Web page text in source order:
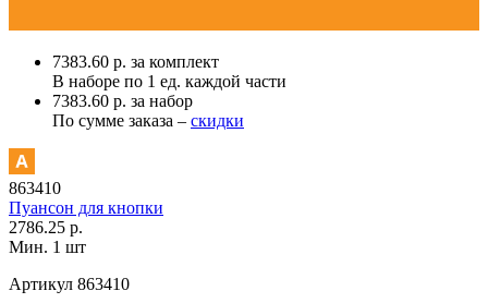
7383.60 р. за комплект
В наборе по 1 ед. каждой части
7383.60 р. за набор
По сумме заказа – скидки
863410
Пуансон для кнопки
2786.25 р.
Мин. 1 шт
Артикул 863410